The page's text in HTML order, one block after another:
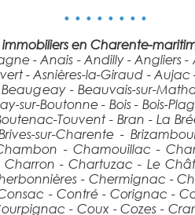
• • • • • • • •
en Charente-
- Anais - Andilly -
- Asnières-la-Giraud -
- Beauvais-sur-
sur-Boutonne - Bois - Bois-
Touvent - Bran - La
sur-Charente -
- Chamouillac -
Charron - Chartuzac - Le
- Chermignac -
- Contré - Corignac -
- Coux - Cozes -